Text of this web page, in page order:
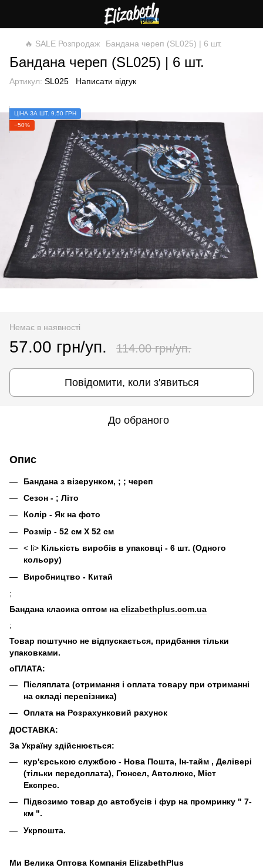
🔥 SALE Розпродаж Бандана череп (SL025) | 6 шт.
Бандана череп (SL025) | 6 шт.
Артикул: SL025 Написати відгук
ЦІНА ЗА ШТ. 9.50 ГРН
−50%
Немає в наявності
57.00 грн/уп. 114.00 грн/уп.
Повідомити, коли з'явиться
До обраного
Опис
Бандана з візерунком, ; ; череп
Сезон - ; Літо
Колір - Як на фото
Розмір - 52 см Х 52 см
< li> Кількість виробів в упаковці - 6 шт. (Одного
кольору)
Виробництво - Китай
;
Бандана класика оптом на elizabethplus.com.ua
;
Товар поштучно не відпускається, придбання тільки
упаковками.
оПЛАТА:
Післяплата (отримання і оплата товару при отриманні
на складі перевізника)
Оплата на Розрахунковий рахунок
ДОСТАВКА:
За Україну здійснюється:
кур'єрською службою - Нова Пошта, Ін-тайм , Делівері
(тільки передоплата), Гюнсел, Автолюкс, Міст
Експрес.
Підвозимо товар до автобусів і фур на промринку " 7-
км ".
Укрпошта.
Ми Велика Оптова Компанія ElizabethPlus